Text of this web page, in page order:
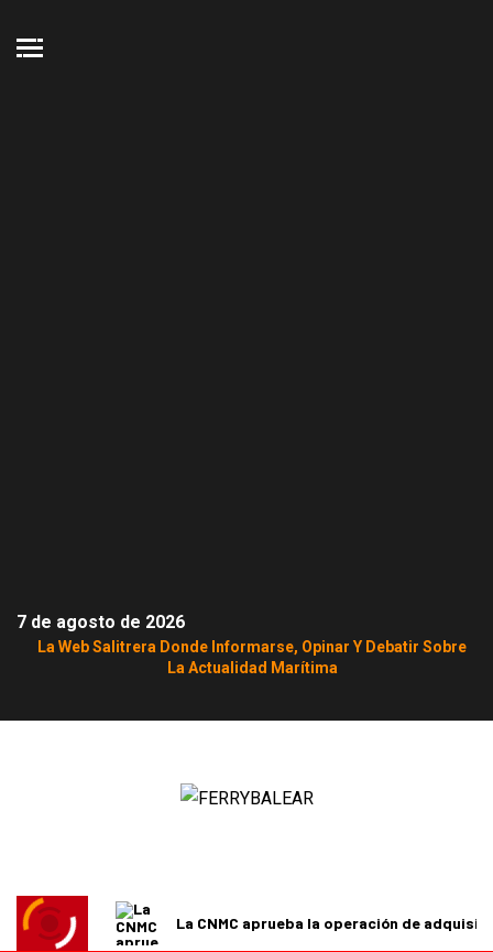
7 de agosto de 2026
La Web Salitrera Donde Informarse, Opinar Y Debatir Sobre
La Actualidad Marítima
La CNMC aprueba la operación de